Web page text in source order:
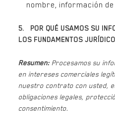
nombre, información
5. POR QUÉ USAMOS SU
LOS FUNDAMENTOS
Resumen: Procesamos su
en intereses comerciales
nuestro contrato con usted,
obligaciones legales,
consentimiento.